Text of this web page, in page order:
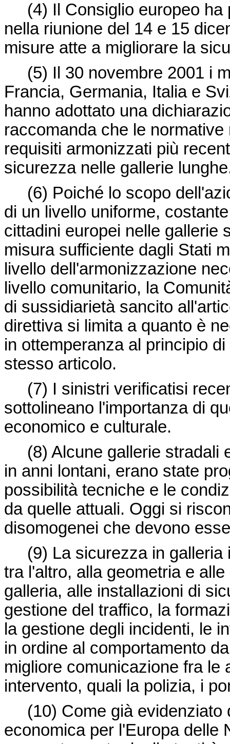
(4) Il Consiglio europeo
nella riunione del 14 e 15
misure atte a migliorare la
(5) Il 30 novembre 2001 i
Francia, Germania, Italia e
hanno adottato una
raccomanda che le
requisiti armonizzati più
sicurezza nelle gallerie
(6) Poiché lo scopo
di un livello uniforme,
cittadini europei nelle gallerie
misura sufficiente dagli Stati
livello dell'armonizzazione
livello comunitario, la
di sussidiarietà sancito
direttiva si limita a quanto è
in ottemperanza al principio
stesso articolo.
(7) I sinistri verificatisi
sottolineano l'importanza di
economico e culturale.
(8) Alcune gallerie stradali
in anni lontani, erano state
possibilità tecniche e le
da quelle attuali. Oggi si
disomogenei che devono
(9) La sicurezza in
tra l'altro, alla geometria e
galleria, alle installazioni di
gestione del traffico, la
la gestione degli incidenti, le
in ordine al comportamento
migliore comunicazione fra le
intervento, quali la polizia, i
(10) Come già
economica per l'Europa delle